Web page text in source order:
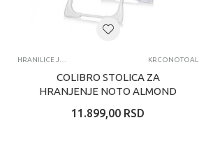
HRANILICE JEDNOPOLOŽAJNE KRCONOTOAL
COLIBRO STOLICA ZA
HRANJENJE NOTO ALMOND
11.899,00 RSD